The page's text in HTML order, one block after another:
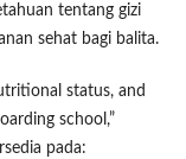
tentang gizi
sehat bagi balita.
status, and
school,”
pada: